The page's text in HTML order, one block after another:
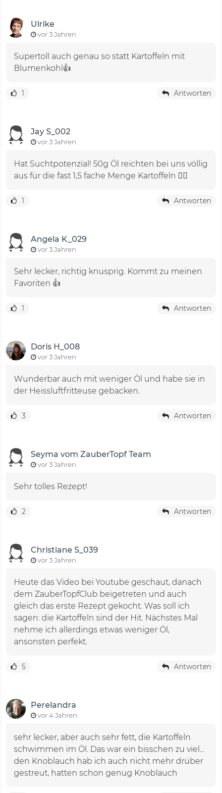
Ulrike
vor 3 Jahren
Supertoll auch genau so statt Kartoffeln mit
Blumenkohl👍
1 Antworten
Jay S_002
vor 3 Jahren
Hat Suchtpotenzial! 50g Öl reichten bei uns völlig
aus für die fast 1,5 fache Menge Kartoffeln 👍🏻
1 Antworten
Angela K_029
vor 3 Jahren
Sehr lecker, richtig knusprig. Kommt zu meinen
Favoriten 👍
1 Antworten
Doris H_008
vor 3 Jahren
Wunderbar auch mit weniger Öl und habe sie in
der Heissluftfritteuse gebacken.
3 Antworten
Seyma vom ZauberTopf Team
vor 3 Jahren
Sehr tolles Rezept!
2 Antworten
Christiane S_039
vor 3 Jahren
Heute das Video bei Youtube geschaut, danach
dem ZauberTopfClub beigetreten und auch
gleich das erste Rezept gekocht. Was soll ich
sagen: die Kartoffeln sind der Hit. Nächstes Mal
nehme ich allerdings etwas weniger Öl,
ansonsten perfekt.
5 Antworten
Perelandra
vor 4 Jahren
sehr lecker, aber auch sehr fett, die Kartoffeln
schwimmen im Öl. Das war ein bisschen zu viel...
den Knoblauch hab ich auch nicht mehr drüber
gestreut, hatten schon genug Knoblauch